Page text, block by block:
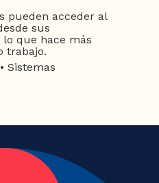
pueden acceder al
sus
lo que hace más
trabajo.
• Sistemas